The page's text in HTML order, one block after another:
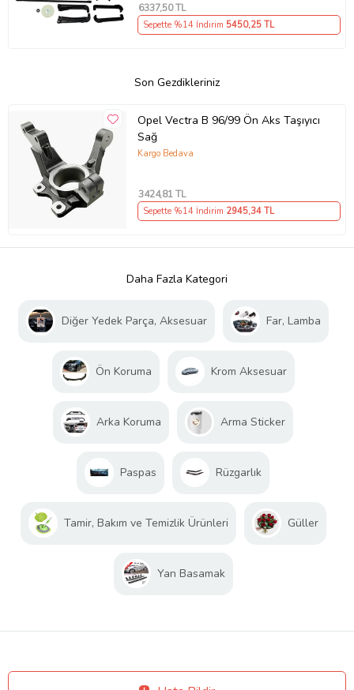
6337,50 TL
Sepette %14 İndirim 5450,25 TL
Son Gezdikleriniz
Opel Vectra B 96/99 Ön Aks Taşıyıcı
Sağ
Kargo Bedava
3424,81 TL
Sepette %14 İndirim 2945,34 TL
Daha Fazla Kategori
Diğer Yedek Parça, Aksesuar Far, Lamba
Ön Koruma Krom Aksesuar
Arka Koruma Arma Sticker
Paspas Rüzgarlık
Tamir, Bakım ve Temizlik Ürünleri Güller
Yan Basamak